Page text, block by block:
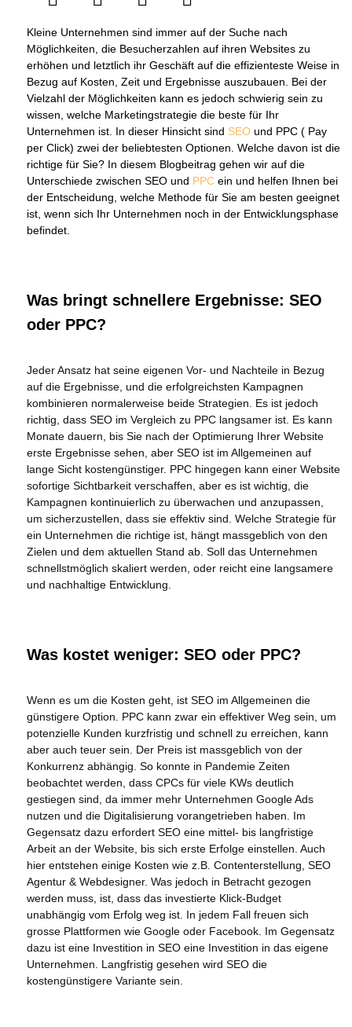
Kleine Unternehmen sind immer auf der Suche nach
Möglichkeiten, die Besucherzahlen auf ihren Websites zu
erhöhen und letztlich ihr Geschäft auf die effizienteste Weise in
Bezug auf Kosten, Zeit und Ergebnisse auszubauen. Bei der
Vielzahl der Möglichkeiten kann es jedoch schwierig sein zu
wissen, welche Marketingstrategie die beste für Ihr
Unternehmen ist. In dieser Hinsicht sind SEO und PPC ( Pay
per Click) zwei der beliebtesten Optionen. Welche davon ist die
richtige für Sie? In diesem Blogbeitrag gehen wir auf die
Unterschiede zwischen SEO und PPC ein und helfen Ihnen bei
der Entscheidung, welche Methode für Sie am besten geeignet
ist, wenn sich Ihr Unternehmen noch in der Entwicklungsphase
befindet.
Was bringt schnellere Ergebnisse: SEO
oder PPC?
Jeder Ansatz hat seine eigenen Vor- und Nachteile in Bezug
auf die Ergebnisse, und die erfolgreichsten Kampagnen
kombinieren normalerweise beide Strategien. Es ist jedoch
richtig, dass SEO im Vergleich zu PPC langsamer ist. Es kann
Monate dauern, bis Sie nach der Optimierung Ihrer Website
erste Ergebnisse sehen, aber SEO ist im Allgemeinen auf
lange Sicht kostengünstiger. PPC hingegen kann einer Website
sofortige Sichtbarkeit verschaffen, aber es ist wichtig, die
Kampagnen kontinuierlich zu überwachen und anzupassen,
um sicherzustellen, dass sie effektiv sind. Welche Strategie für
ein Unternehmen die richtige ist, hängt massgeblich von den
Zielen und dem aktuellen Stand ab. Soll das Unternehmen
schnellstmöglich skaliert werden, oder reicht eine langsamere
und nachhaltige Entwicklung.
Was kostet weniger: SEO oder PPC?
Wenn es um die Kosten geht, ist SEO im Allgemeinen die
günstigere Option. PPC kann zwar ein effektiver Weg sein, um
potenzielle Kunden kurzfristig und schnell zu erreichen, kann
aber auch teuer sein. Der Preis ist massgeblich von der
Konkurrenz abhängig. So konnte in Pandemie Zeiten
beobachtet werden, dass CPCs für viele KWs deutlich
gestiegen sind, da immer mehr Unternehmen Google Ads
nutzen und die Digitalisierung vorangetrieben haben. Im
Gegensatz dazu erfordert SEO eine mittel- bis langfristige
Arbeit an der Website, bis sich erste Erfolge einstellen. Auch
hier entstehen einige Kosten wie z.B. Contenterstellung, SEO
Agentur & Webdesigner. Was jedoch in Betracht gezogen
werden muss, ist, dass das investierte Klick-Budget
unabhängig vom Erfolg weg ist. In jedem Fall freuen sich
grosse Plattformen wie Google oder Facebook. Im Gegensatz
dazu ist eine Investition in SEO eine Investition in das eigene
Unternehmen. Langfristig gesehen wird SEO die
kostengünstigere Variante sein.